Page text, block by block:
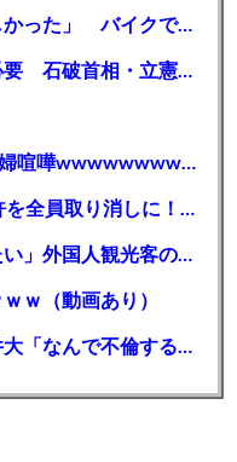
【千葉】「みんなで走れて楽しかった」 バイクでバースデー集団暴走 男女５７人を書類送検 SNSで参加者募る
ガソリン減税、１兆円の財源必要 石破首相・立憲野田氏「財源は死に物狂いで確保しなければならない」「本当に死に物狂いで」
【悲報】論客米山隆一、Xで夫婦喧嘩wwwwwwwwwwww
【芸能】高橋真麻「80代で免許を全員取り消しに！」 高齢ドライバーの事故問題で、高齢者の運転免許取り消し法を提案
【🗻】「富士山きれいに撮りたい」外国人観光客のレンタカー事故が急増…「ハンドルが逆で慣れず」、道の狭さも
ｗ（動画あり）
シンガーソングライター・平井大「なんで不倫するか知ってる？妥協で結婚するからさ。」←浅すぎると大炎上